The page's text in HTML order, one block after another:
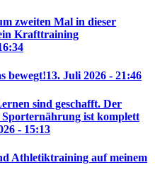
zweiten Mal in dieser
Krafttraining
bewegt!13. Juli 2026 - 21:46
sind geschafft. Der
ist komplett
- 15:13
Athletiktraining auf meinem